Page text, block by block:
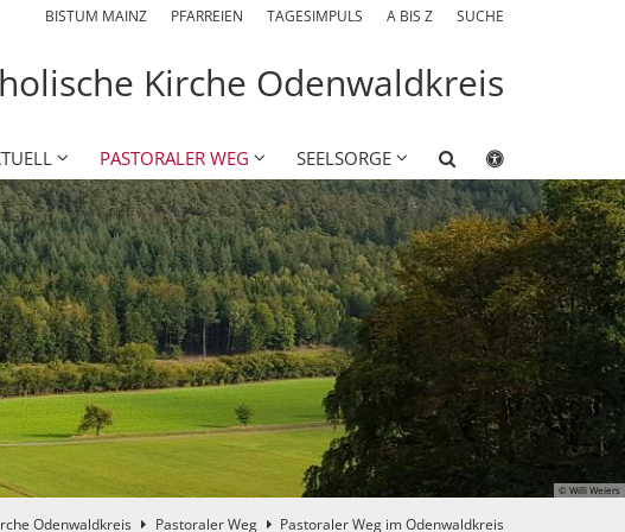
BISTUM MAINZ PFARREIEN TAGESIMPULS A BIS Z SUCHE
Kirche Odenwaldkreis
PASTORALER WEG SEELSORGE
© Willi Weiers
Odenwaldkreis Pastoraler Weg Pastoraler Weg im Odenwaldkreis